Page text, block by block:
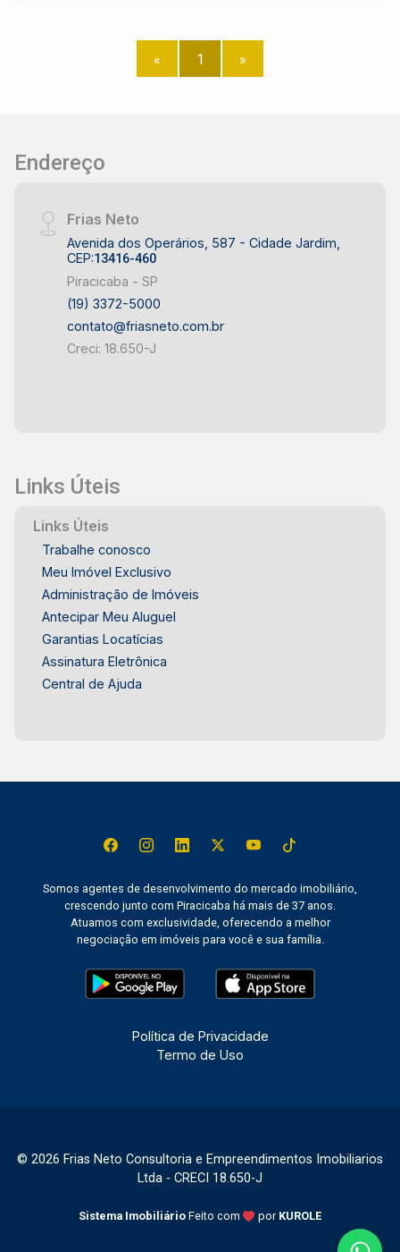
« 1 »
Endereço
Frias Neto
Avenida dos Operários, 587 - Cidade Jardim,
CEP:13416-460
Piracicaba - SP
(19) 3372-5000
contato@friasneto.com.br
Creci: 18.650-J
Links Úteis
Links Úteis
Trabalhe conosco
Meu Imóvel Exclusivo
Administração de Imóveis
Antecipar Meu Aluguel
Garantias Locatícias
Assinatura Eletrônica
Central de Ajuda
Somos agentes de desenvolvimento do mercado imobiliário,
crescendo junto com Piracicaba há mais de 37 anos.
Atuamos com exclusividade, oferecendo a melhor
negociação em imóveis para você e sua família.
Política de Privacidade
Termo de Uso
© 2026 Frias Neto Consultoria e Empreendimentos Imobiliarios
Ltda - CRECI 18.650-J
Sistema Imobiliário Feito com por KUROLE